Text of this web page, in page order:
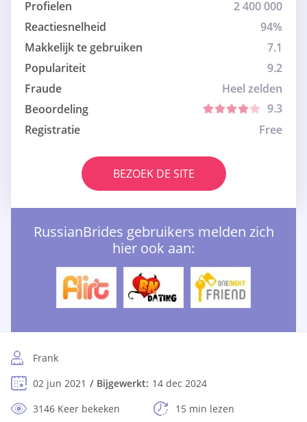
Profielen
2 400 000
Reactiesnelheid
94%
Makkelijk te gebruiken
7.1
Populariteit
9.2
Fraude
Heel zelden
Beoordeling
9.3
Registratie
Free
BEZOEK DE SITE
RussianBrides gebruikers melden zich
hier ook aan:
Frank
02 jun 2021
Bijgewerkt: 14 dec 2024
3146 Keer bekeken
15 min lezen